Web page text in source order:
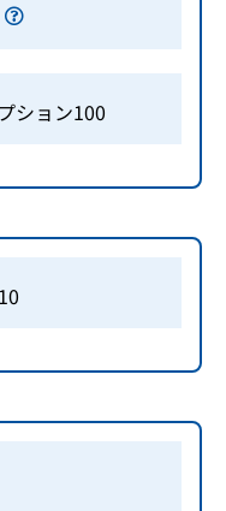
ション100